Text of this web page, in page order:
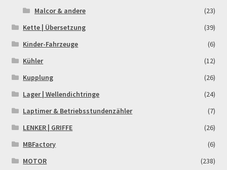
Malcor & andere
(23)
Kette | Übersetzung
(39)
Kinder-Fahrzeuge
(6)
Kühler
(12)
Kupplung
(26)
Lager | Wellendichtringe
(24)
Laptimer & Betriebsstundenzähler
(7)
LENKER | GRIFFE
(26)
MBFactory
(6)
MOTOR
(238)